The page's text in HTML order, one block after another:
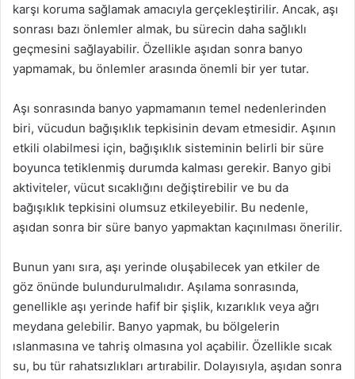
karşı koruma sağlamak amacıyla gerçekleştirilir. Ancak, aşı
sonrası bazı önlemler almak, bu sürecin daha sağlıklı
geçmesini sağlayabilir. Özellikle aşıdan sonra banyo
yapmamak, bu önlemler arasında önemli bir yer tutar.
Aşı sonrasında banyo yapmamanın temel nedenlerinden
biri, vücudun bağışıklık tepkisinin devam etmesidir. Aşının
etkili olabilmesi için, bağışıklık sisteminin belirli bir süre
boyunca tetiklenmiş durumda kalması gerekir. Banyo gibi
aktiviteler, vücut sıcaklığını değiştirebilir ve bu da
bağışıklık tepkisini olumsuz etkileyebilir. Bu nedenle,
aşıdan sonra bir süre banyo yapmaktan kaçınılması önerilir.
Bunun yanı sıra, aşı yerinde oluşabilecek yan etkiler de
göz önünde bulundurulmalıdır. Aşılama sonrasında,
genellikle aşı yerinde hafif bir şişlik, kızarıklık veya ağrı
meydana gelebilir. Banyo yapmak, bu bölgelerin
ıslanmasına ve tahriş olmasına yol açabilir. Özellikle sıcak
su, bu tür rahatsızlıkları artırabilir. Dolayısıyla, aşıdan sonra